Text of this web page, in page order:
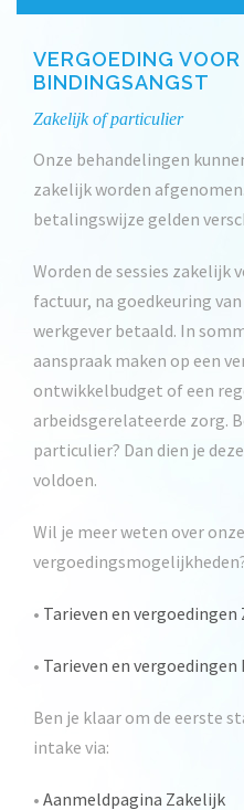
VERGOEDING
BINDINGSANGST
Zakelijk of particulier
Onze behandelingen
zakelijk worden
betalingswijze gelden
Worden de sessies zakelijk
factuur, na goedkeuring
werkgever betaald. In
aanspraak maken op een
ontwikkelbudget of een
arbeidsgerelateerde zorg.
particulier? Dan dien je
voldoen.
Wil je meer weten over
• Tarieven en vergoedingen
• Tarieven en
Ben je klaar om de eerste
intake via:
• Aanmeldpagina Zakelijk